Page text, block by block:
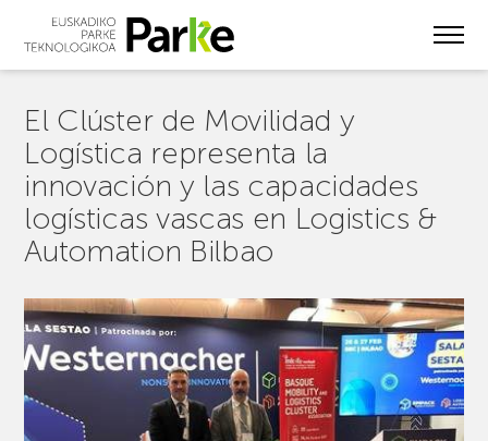
El Clúster de Movilidad y
Logística representa la
innovación y las capacidades
logísticas vascas en Logistics &
Automation Bilbao